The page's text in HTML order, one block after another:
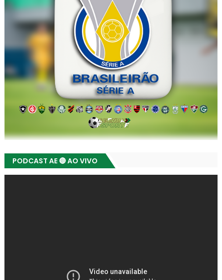
PODCAST AE 🔴 AO VIVO